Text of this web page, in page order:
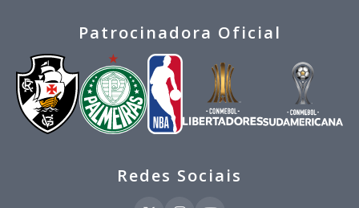
Patrocinadora Oficial
Redes Sociais